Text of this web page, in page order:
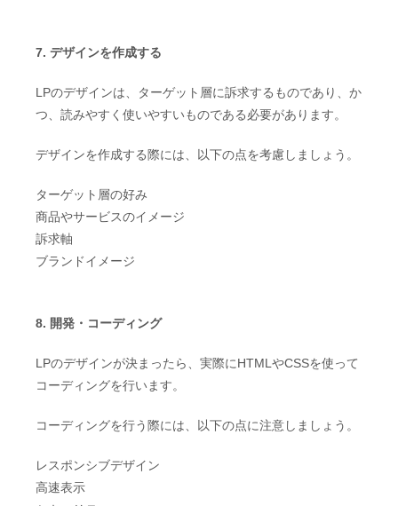
7. デザインを作成する
LPのデザインは、ターゲット層に訴求するものであり、か
つ、読みやすく使いやすいものである必要があります。
デザインを作成する際には、以下の点を考慮しましょう。
ターゲット層の好み
商品やサービスのイメージ
訴求軸
ブランドイメージ
8. 開発・コーディング
LPのデザインが決まったら、実際にHTMLやCSSを使って
コーディングを行います。
コーディングを行う際には、以下の点に注意しましょう。
レスポンシブデザイン
高速表示